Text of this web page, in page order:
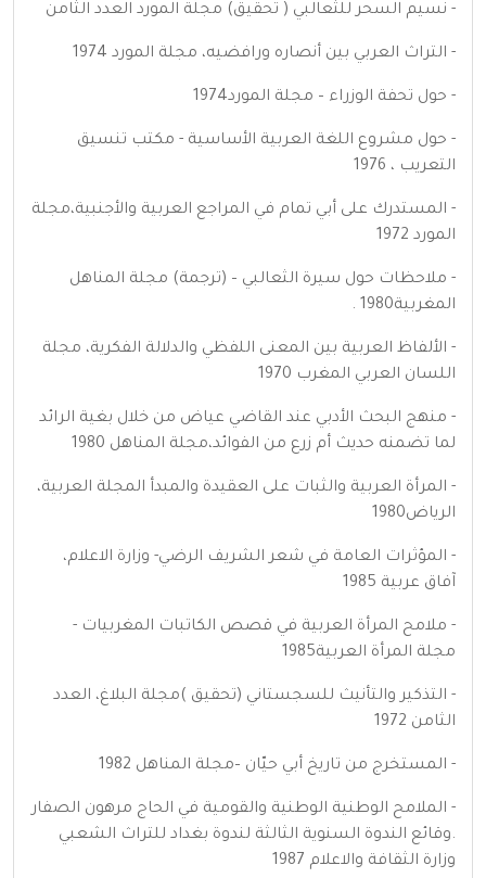
- نسيم السحر للثعالبي ( تحقيق) مجلّة المورد العدد الثامن
- التراث العربي بين أنصاره ورافضيه، مجلة المورد 1974
- حول تحفة الوزراء – مجلة المورد1974
- حول مشروع اللغة العربية الأساسية - مكتب تنسيق
التعريب ، 1976
- المستدرك على أبي تمام في المراجع العربية والأجنبية،مجلة
المورد 1972
- ملاحظات حول سيرة الثعالبي – (ترجمة) مجلة المناهل
المغربية1980 .
- الألفاظ العربية بين المعنى اللفظي والدلالة الفكرية، مجلة
اللسان العربي المغرب 1970
- منهج البحث الأدبي عند القاضي عياض من خلال بغية الرائد
لما تضمنه حديث أم زرع من الفوائد،مجلة المناهل 1980
- المرأة العربية والثبات على العقيدة والمبدأ المجلة العربية،
الرياض1980
- المؤثرات العامة في شعر الشريف الرضي- وزارة الاعلام،
آفاق عربية 1985
- ملامح المرأة العربية في قصص الكاتبات المغربيات -
مجلة المرأة العربية1985
- التذكير والتأنيث للسجستاني (تحقيق )مجلة البلاغ، العدد
الثامن 1972
- المستخرج من تاريخ أبي حيّان –مجلة المناهل 1982
- الملامح الوطنية الوطنية والقومية في الحاج مرهون الصفار
.وقائع الندوة السنوية الثالثة لندوة بغداد للتراث الشعبي
وزارة الثقافة والاعلام 1987